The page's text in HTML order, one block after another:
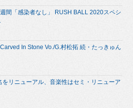
間「感染者なし」 RUSH BALL 2020スペシ
In Stone Vo./G.村松拓 続・たっきゅん
をリニューアル、音楽性はセミ・リニューア